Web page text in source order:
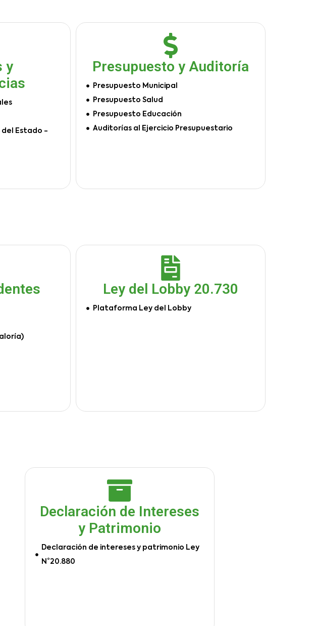
y
del Estado -
Presupuesto y Auditoría
Presupuesto Municipal
Presupuesto Salud
Presupuesto Educación
Auditorías al Ejercicio Presupuestario
Ley del Lobby 20.730
Plataforma Ley del Lobby
Declaración de Intereses
y Patrimonio
Declaración de intereses y patrimonio Ley
N°20.880